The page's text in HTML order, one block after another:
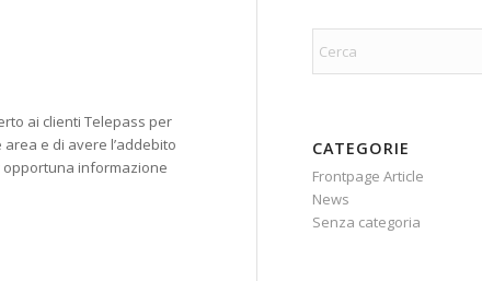
ai clienti Telepass per
e di avere l’addebito
opportuna informazione
CATEGORIE
Frontpage Article
News
Senza categoria